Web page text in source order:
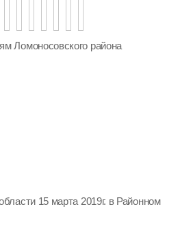
Ломоносовского района
15 марта 2019г. в Районном